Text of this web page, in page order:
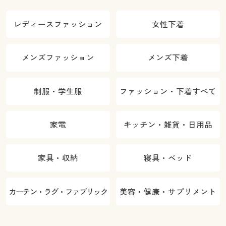
レディースファッション 女性下着
メンズファッション メンズ下着
制服・学生服 ファッション・下着すべて
家電 キッチン・雑貨・日用品
家具・収納 寝具・ベッド
カーテン・ラグ・ファブリック 美容・健康・サプリメント